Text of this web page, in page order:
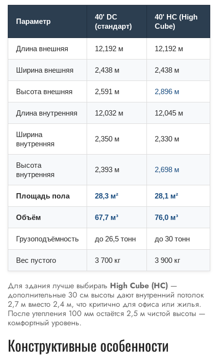
Параметр
40' DC
(стандарт)
40' HC (High
Cube)
Длина внешняя 12,192 м 12,192 м
Ширина внешняя 2,438 м 2,438 м
Высота внешняя 2,591 м 2,896 м
Длина внутренняя 12,032 м 12,045 м
Ширина
внутренняя
2,350 м 2,330 м
Высота
внутренняя
2,393 м 2,698 м
Площадь пола 28,3 м² 28,1 м²
Объём 67,7 м³ 76,0 м³
Грузоподъёмность до 26,5 тонн до 30 тонн
Вес пустого 3 700 кг 3 900 кг
Для здания лучше выбирать High Cube (HC) —
дополнительные 30 см высоты дают внутренний потолок
2,7 м вместо 2,4 м, что критично для офиса или жилья.
После утепления 100 мм остаётся 2,5 м чистой высоты —
комфортный уровень.
Конструктивные особенности